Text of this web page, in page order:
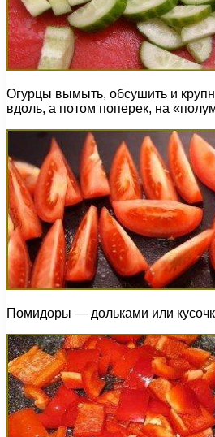
Огурцы вымыть, обсушить и
вдоль, а потом поперек, на
Помидоры — дольками или